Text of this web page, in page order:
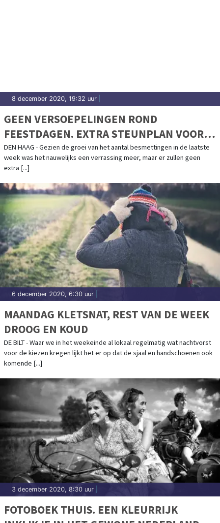
8 december 2020, 19:32 uur
GEEN VERSOEPELINGEN ROND
FEESTDAGEN. EXTRA STEUNPLAN VOOR
HORECA
DEN HAAG - Gezien de groei van het aantal besmettingen in de laatste
week was het nauwelijks een verrassing meer, maar er zullen geen
extra [...]
6 december 2020, 6:30 uur
MAANDAG KLETSNAT, REST VAN DE WEEK
DROOG EN KOUD
DE BILT - Waar we in het weekeinde al lokaal regelmatig wat nachtvorst
voor de kiezen kregen lijkt het er op dat de sjaal en handschoenen ook
komende [...]
3 december 2020, 8:30 uur
FOTOBOEK THUIS. EEN KLEURRIJK